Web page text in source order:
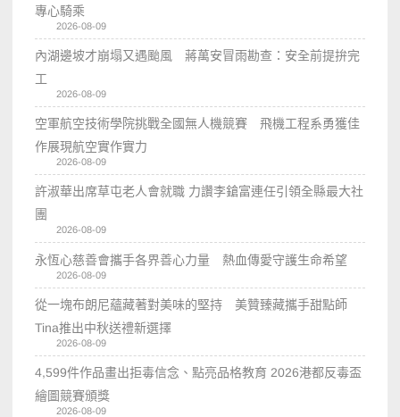
專心騎乘
2026-08-09
內湖邊坡才崩塌又遇颱風 蔣萬安冒雨勘查：安全前提拚完
工
2026-08-09
空軍航空技術學院挑戰全國無人機競賽 飛機工程系勇獲佳
作展現航空實作實力
2026-08-09
許淑華出席草屯老人會就職 力讚李鎗富連任引領全縣最大社
團
2026-08-09
永恆心慈善會攜手各界善心力量 熱血傳愛守護生命希望
2026-08-09
從一塊布朗尼蘊藏著對美味的堅持 美贊臻藏攜手甜點師
Tina推出中秋送禮新選擇
2026-08-09
4,599件作品畫出拒毒信念、點亮品格教育 2026港都反毒盃
繪圖競賽頒獎
2026-08-09